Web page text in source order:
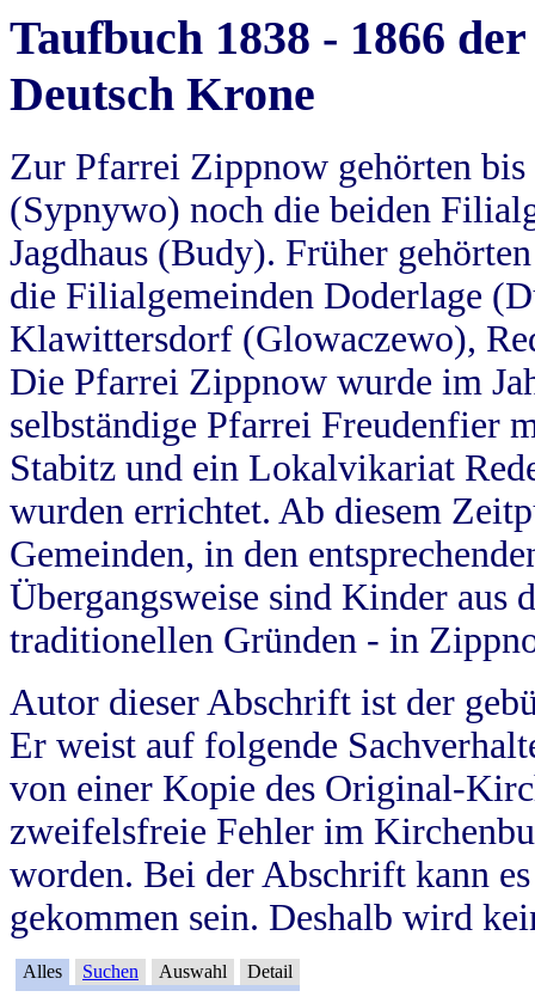
Taufbuch 1838 - 1866
Deutsch Krone
Zur Pfarrei Zippnow gehörten
(Sypnywo) noch die beiden
Jagdhaus (Budy). Früher
die Filialgemeinden Doderlage
Klawittersdorf (Glowaczewo),
Die Pfarrei Zippnow wurde im
selbständige Pfarrei Freudenfier
Stabitz und ein Lokalvikariat
wurden errichtet. Ab diesem
Gemeinden, in den
Übergangsweise sind Kinder aus
traditionellen Gründen - in
Autor dieser Abschrift ist der
Er weist auf folgende
von einer Kopie des Original-
zweifelsfreie Fehler im
worden. Bei der Abschrift kann
gekommen sein. Deshalb wird
Alles Suchen Auswahl Detail